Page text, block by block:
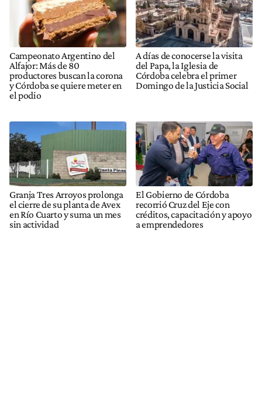
Campeonato Argentino del
Alfajor: Más de 80
productores buscan la corona
y Córdoba se quiere meter en
el podio
A días de conocerse la visita
del Papa, la Iglesia de
Córdoba celebra el primer
Domingo de la Justicia Social
Granja Tres Arroyos prolonga
el cierre de su planta de Avex
en Río Cuarto y suma un mes
sin actividad
El Gobierno de Córdoba
recorrió Cruz del Eje con
créditos, capacitación y apoyo
a emprendedores